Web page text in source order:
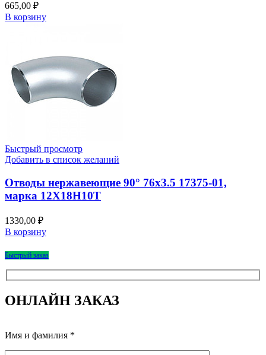
665,00 ₽
В корзину
Быстрый просмотр
Добавить в список желаний
Отводы нержавеющие 90° 76х3.5 17375-01,
марка 12Х18Н10Т
1330,00 ₽
В корзину
Быстрый заказ
ОНЛАЙН ЗАКАЗ
Имя и фамилия *